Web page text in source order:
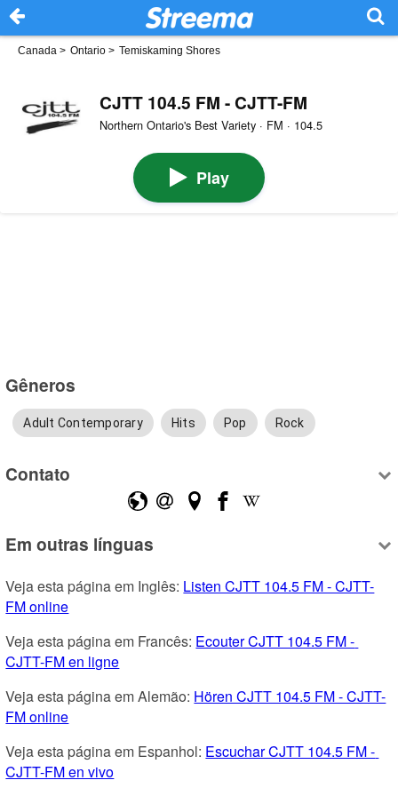
Canada > Ontario > Temiskaming Shores
CJTT 104.5 FM - CJTT-FM
Northern Ontario's Best Variety · FM · 104.5
Play
Gêneros
Adult Contemporary Hits Pop Rock
Contato
Em outras línguas
Veja esta página em Inglês: Listen CJTT 104.5 FM - CJTT-
FM online
Veja esta página em Francês: Ecouter CJTT 104.5 FM -
CJTT-FM en ligne
Veja esta página em Alemão: Hören CJTT 104.5 FM - CJTT-
FM online
Veja esta página em Espanhol: Escuchar CJTT 104.5 FM -
CJTT-FM en vivo